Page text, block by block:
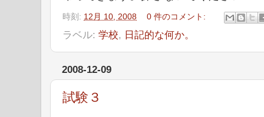
時刻: 12月 10, 2008 0 件のコメント:
ラベル: 学校, 日記的な何か。
2008-12-09
試験３